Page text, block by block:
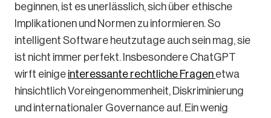
beginnen, ist es unerlässlich, sich über ethische
Implikationen und Normen zu informieren. So
intelligent Software heutzutage auch sein mag, sie
ist nicht immer perfekt. Insbesondere ChatGPT
wirft einige interessante rechtliche Fragen etwa
hinsichtlich Voreingenommenheit, Diskriminierung
und internationaler Governance auf. Ein wenig